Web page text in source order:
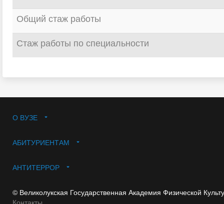
Общий стаж работы
Стаж работы по специальности
О ВУЗЕ
АБИТУРИЕНТАМ
АНТИТЕРРОР
© Великолукская Государственная Академия Физической
Контакты